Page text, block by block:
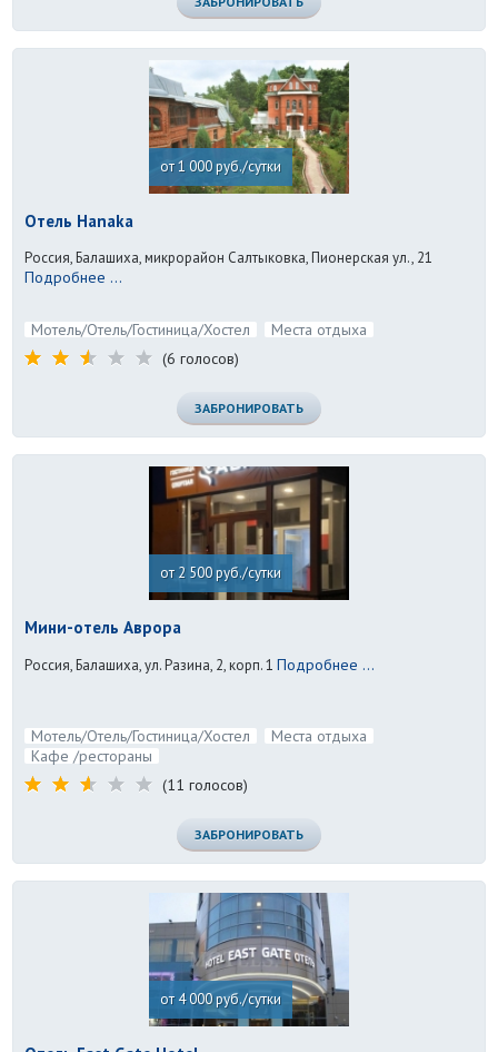
от 1 000 руб./сутки
Отель Hanaka
Россия, Балашиха, микрорайон Салтыковка, Пионерская ул., 21
Подробнее ...
Мотель/Отель/Гостиница/Хостел
Места отдыха
(6 голосов)
ЗАБРОНИРОВАТЬ
от 2 500 руб./сутки
Мини-отель Аврора
Россия, Балашиха, ул. Разина, 2, корп. 1 Подробнее ...
Мотель/Отель/Гостиница/Хостел
Места отдыха
Кафе /рестораны
(11 голосов)
ЗАБРОНИРОВАТЬ
от 4 000 руб./сутки